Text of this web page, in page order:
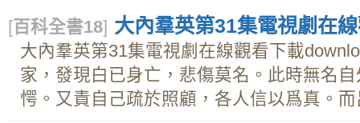
[百科全書18] 大內羣英第31集電視劇在
大內羣英第31集電視劇在線觀看下載
家，發現白已身亡，悲傷莫名。此時無名
愕。又責自己疏於照顧，各人信以爲真。